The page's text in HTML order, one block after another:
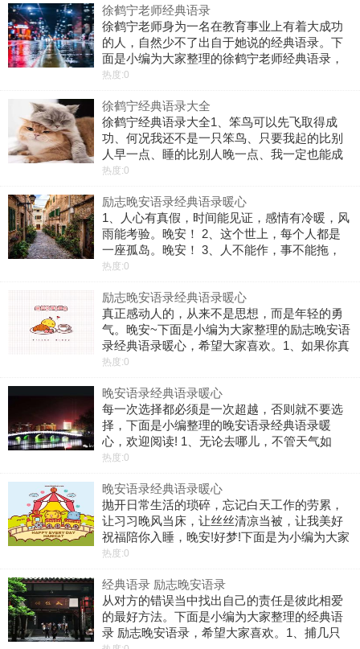
个严重的问题上都不能找出真理
徐鹤宁老师经典语录
徐鹤宁老师身为一名在教育事业上有着大成功
的人，自然少不了出自于她说的经典语录。下
面是小编为大家整理的徐鹤宁老师经典语录，
希望大家喜欢1、笨鸟可以先飞取得成功、何况
点、睡的比别人晚一点、我一定也能成功。
热度:0
徐鹤宁经典语录大全
徐鹤宁经典语录大全1、笨鸟可以先飞取得成
功、何况我还不是一只笨鸟、只要我起的比别
人早一点、睡的比别人晚一点、我一定也能成
功。2、人生最重要的不是努力，不是奋斗，而
未来。舞台再大，人走茶凉。4、意外
热度:0
励志晚安语录经典语录暖心
1、人心有真假，时间能见证，感情有冷暖，风
雨能考验。晚安！ 2、这个世上，每个人都是
一座孤岛。晚安！ 3、人不能作，事不能拖，
话不能多。晚安！ 4、回报不一定在付出后立
你不经意的时候，盛装莅临。晚安
热度:0
励志晚安语录经典语录暖心
真正感动人的，从来不是思想，而是年轻的勇
气。晚安~下面是小编为大家整理的励志晚安语
录经典语录暖心，希望大家喜欢。1、如果你真
的愿意去努力，你人生最坏的结果，也不过是
难改变你什么。不要艳羡他人，不要
热度:0
晚安语录经典语录暖心
每一次选择都必须是一次超越，否则就不要选
择，下面是小编整理的晚安语录经典语录暖
心，欢迎阅读! 1、无论去哪儿，不管天气如
何，一定记得带上自己的阳光。晚安! 2、忙起
没有。晚安! 3、当一个人在看天空
热度:0
晚安语录经典语录暖心
抛开日常生活的琐碎，忘记白天工作的劳累，
让习习晚风当床，让丝丝清凉当被，让我美好
祝福陪你入睡，晚安!好梦!下面是为小编为大家
整理的晚安语录经典语录暖心希望大家喜欢。
是和那些人生的美好擦肩而过。冲动
热度:0
经典语录 励志晚安语录
从对方的错误当中找出自己的责任是彼此相爱
的最好方法。下面是小编为大家整理的经典语
录 励志晚安语录，希望大家喜欢。1、捕几只